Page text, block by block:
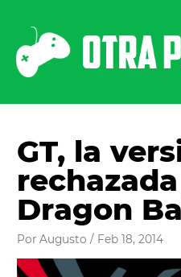
contenido
GT, la
Dragon
PorAugusto/ Feb 18, 2014